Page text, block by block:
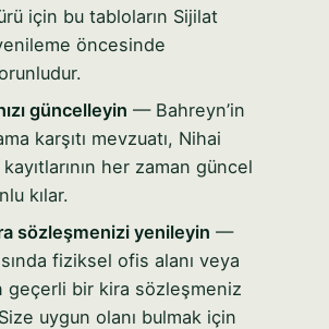
için bu tabloların Sijilat
öncesinde
güncelleyin — Bahreyn’in
karşıtı mevzuatı, Nihai
her zaman güncel
kılar.
sözleşmenizi yenileyin —
fiziksel ofis alanı veya
geçerli bir kira sözleşmeniz
uygun olanı bulmak için